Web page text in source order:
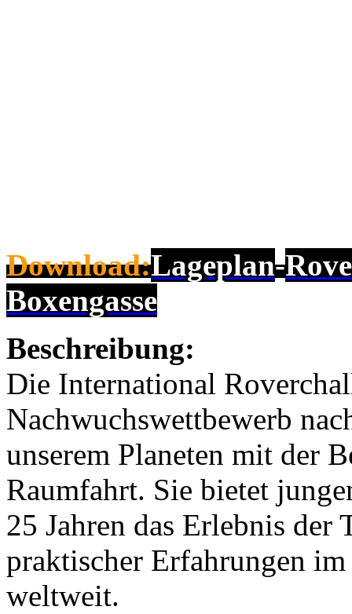
Download:Lageplan-
Boxengasse
Beschreibung:
Die International
Nachwuchswettbewerb
unserem Planeten mit der
Raumfahrt. Sie bietet
25 Jahren das Erlebnis der
praktischer Erfahrungen
weltweit.